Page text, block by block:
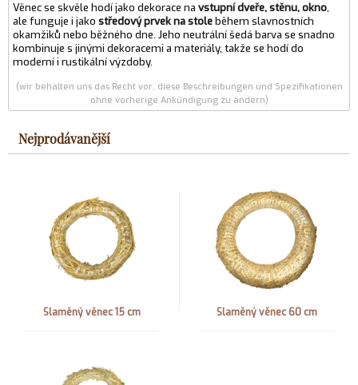
Věnec se skvěle hodí jako dekorace na vstupní dveře, stěnu, okno,
ale funguje i jako středový prvek na stoleběhem slavnostních
okamžiků nebo běžného dne. Jeho neutrální šedá barva se snadno
kombinuje s jinými dekoracemi a materiály, takže se hodí do
moderní i rustikální výzdoby.
(wir behalten uns das Recht vor, diese Beschreibungen und Spezifikationen
ohne vorherige Ankündigung zu ändern)
Nejprodávanější
Slaměný věnec 15 cm Slaměný věnec 60 cm